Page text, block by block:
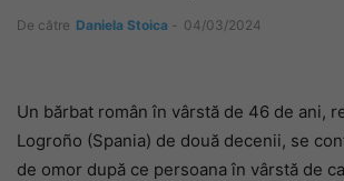
De către Daniela Stoica - 04/03/2024
Un bărbat român în vârstă de 46 de ani,
Logroño (Spania) de două decenii, se
de omor după ce persoana în vârstă de